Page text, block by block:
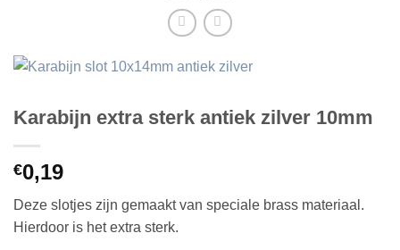
Karabijn extra sterk antiek zilver 10mm
€0,19
Deze slotjes zijn gemaakt van speciale brass materiaal.
Hierdoor is het extra sterk.